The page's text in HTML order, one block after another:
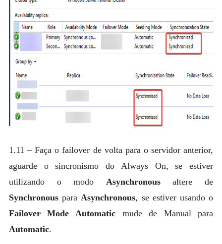
1.11 – Faça o failover de volta para o servidor anterior,
aguarde o sincronismo do Always On, se estiver
utilizando o modo Asynchronousaltere de
Synchronouspara Asynchronous, se estiver usando o
Failover Mode Automaticmude de Manual para
Automatic.